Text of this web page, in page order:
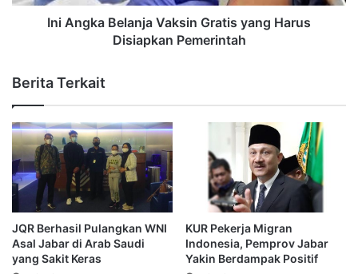
Ini Angka Belanja Vaksin Gratis yang Harus
Disiapkan Pemerintah
Berita Terkait
JQR Berhasil Pulangkan WNI
Asal Jabar di Arab Saudi
yang Sakit Keras
KUR Pekerja Migran
Indonesia, Pemprov Jabar
Yakin Berdampak Positif